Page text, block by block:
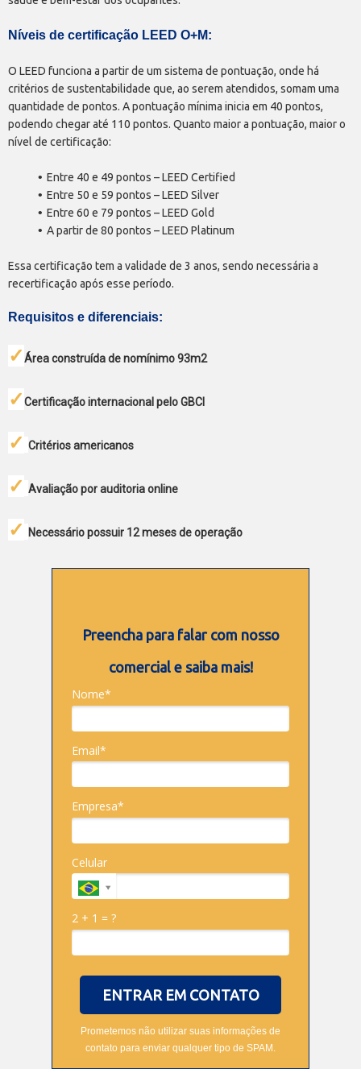
Níveis de certificação LEED O+M:
O LEED funciona a partir de um sistema de pontuação, onde há
critérios de sustentabilidade que, ao serem atendidos, somam uma
quantidade de pontos. A pontuação mínima inicia em 40 pontos,
podendo chegar até 110 pontos. Quanto maior a pontuação, maior o
nível de certificação:
Entre 40 e 49 pontos – LEED Certified
Entre 50 e 59 pontos – LEED Silver
Entre 60 e 79 pontos – LEED Gold
A partir de 80 pontos – LEED Platinum
Essa certificação tem a validade de 3 anos, sendo necessária a
recertificação após esse período.
Requisitos e diferenciais:
✓Área construída de nomínimo 93m2
✓Certificação internacional pelo GBCI
✓ Critérios americanos
✓ Avaliação por auditoria online
✓ Necessário possuir 12 meses de operação
Preencha para falar com nosso
comercial e saiba mais!
Nome*
Email*
Empresa*
Celular
2 + 1 = ?
ENTRAR EM CONTATO
Prometemos não utilizar suas informações de
contato para enviar qualquer tipo de SPAM.